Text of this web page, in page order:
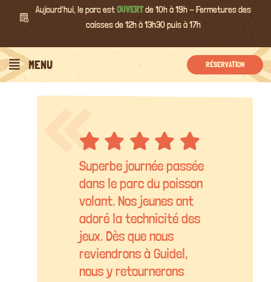
Aujourd'hui, le parc estOUVERTde 10h à 19h - Fermetures des
caisses de 12h à 13h30 puis à 17h
MENU RÉSERVATION
Superbe journée passée
dans le parc du poisson
volant. Nos jeunes ont
adoré la technicité des
jeux. Dès que nous
reviendrons à Guidel,
nous y retournerons